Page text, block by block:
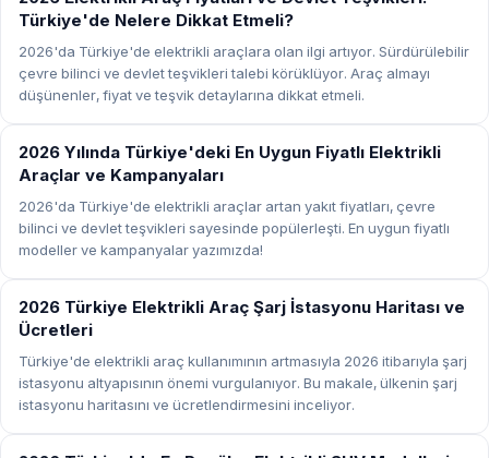
Türkiye'de Nelere Dikkat Etmeli?
2026'da Türkiye'de elektrikli araçlara olan ilgi artıyor. Sürdürülebilir
çevre bilinci ve devlet teşvikleri talebi körüklüyor. Araç almayı
düşünenler, fiyat ve teşvik detaylarına dikkat etmeli.
ELEKTRIKLI ARAÇLAR
2026 Yılında Türkiye'deki En Uygun Fiyatlı Elektrikli
Araçlar ve Kampanyaları
2026'da Türkiye'de elektrikli araçlar artan yakıt fiyatları, çevre
bilinci ve devlet teşvikleri sayesinde popülerleşti. En uygun fiyatlı
modeller ve kampanyalar yazımızda!
ELEKTRIKLI ARAÇLAR
2026 Türkiye Elektrikli Araç Şarj İstasyonu Haritası ve
Ücretleri
Türkiye'de elektrikli araç kullanımının artmasıyla 2026 itibarıyla şarj
istasyonu altyapısının önemi vurgulanıyor. Bu makale, ülkenin şarj
istasyonu haritasını ve ücretlendirmesini inceliyor.